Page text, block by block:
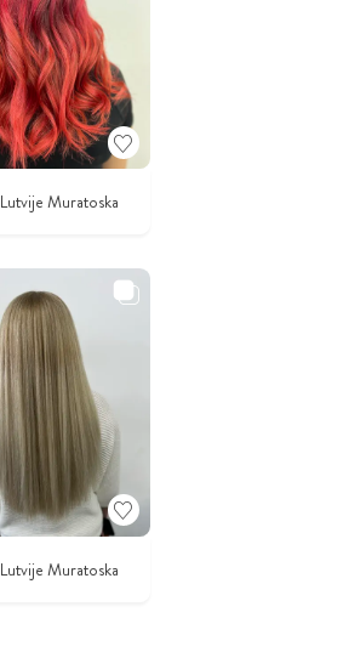
Lutvije Muratoska
Lutvije Muratoska